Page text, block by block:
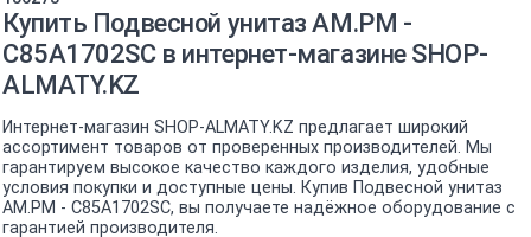
Купить Подвесной унитаз AM.PM -
C85A1702SC в интернет-магазине SHOP-
ALMATY.KZ
Интернет-магазин SHOP-ALMATY.KZ предлагает широкий
ассортимент товаров от проверенных производителей. Мы
гарантируем высокое качество каждого изделия, удобные
условия покупки и доступные цены. Купив Подвесной унитаз
AM.PM - C85A1702SC, вы получаете надёжное оборудование с
гарантией производителя.